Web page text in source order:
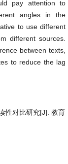
pay attention to
angles in the
to use different
different sources.
between texts,
to reduce the lag
性对比研究[J]. 教育